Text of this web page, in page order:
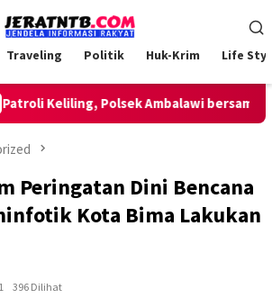
Traveling Politik Huk-Krim Life
Keliling, Polsek Ambalawi bersama TNI
Peringatan Dini Bencana
Kota Bima Lakukan
396 Dilihat